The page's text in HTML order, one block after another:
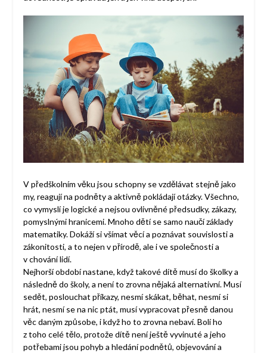
V předškolním věku jsou schopny se vzdělávat stejně jako
my, reagují na podněty a aktivně pokládají otázky. Všechno,
co vymyslí je logické a nejsou ovlivněné předsudky, zákazy,
pomyslnými hranicemi. Mnoho dětí se samo naučí základy
matematiky. Dokáží si všímat věcí a poznávat souvislosti a
zákonitosti, a to nejen v přírodě, ale i ve společnosti a
v chování lidí.
Nejhorší období nastane, když takové dítě musí do školky a
následně do školy, a není to zrovna nějaká alternativní. Musí
sedět, poslouchat příkazy, nesmí skákat, běhat, nesmí si
hrát, nesmí se na nic ptát, musí vypracovat přesně danou
věc daným způsobe, i když ho to zrovna nebaví. Bolí ho
z toho celé tělo, protože dítě není ještě vyvinuté a jeho
potřebami jsou pohyb a hledání podnětů, objevování a